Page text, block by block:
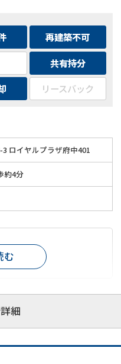
再建築不可
共有持分
リースバック
ロイヤルプラザ府中401
約4分
細
可能
レスポンスが早い
取可
む